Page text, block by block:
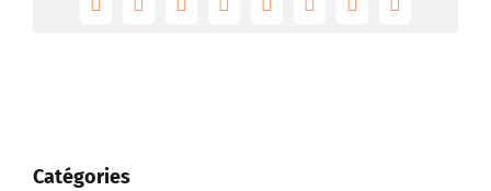
FacebookTwitterRedditLinkedInTumblrPinterest
Vk Email
Catégories